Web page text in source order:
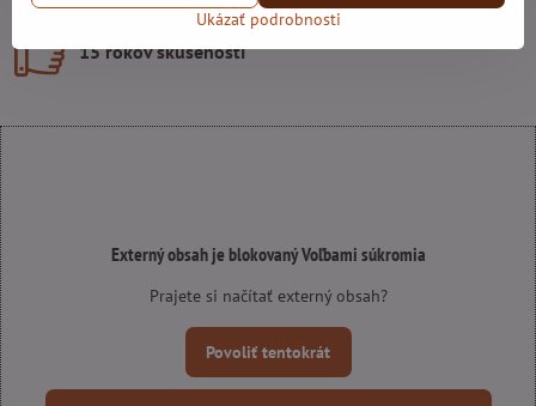
15 rokov skúseností
Externý obsah je blokovaný Voľbami súkromia
Prajete si načítať externý obsah?
Povoliť tentokrát
Ukázať podrobnosti